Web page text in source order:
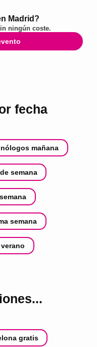
Madrid?
ningún coste.
fecha
mañana
semana
semana
gratis